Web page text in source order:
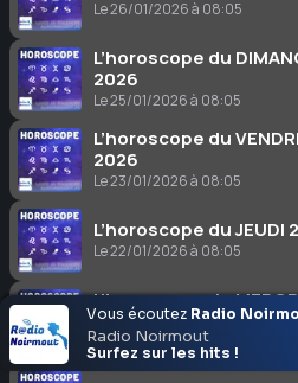
Le 26/01/2026 à 08:05
L’horoscope du
2026
Le 25/01/2026 à 08:05
L’horoscope du
2026
Le 23/01/2026 à 08:05
L’horoscope du JEUDI
Le 22/01/2026 à 08:05
L’horoscope du
2026
Le 21/01/2026 à 08:05
Vous écoutez Radio
Radio Noirmout
Surfez sur les hits !